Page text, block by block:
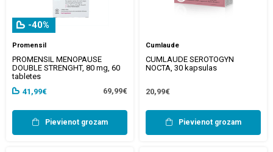
-40%
Promensil
PROMENSIL MENOPAUSE
DOUBLE STRENGHT, 80 mg, 60
tabletes
41,99€
69,99€
Pievienot grozam
Cumlaude
CUMLAUDE SEROTOGYN
NOCTA, 30 kapsulas
20,99€
Pievienot grozam